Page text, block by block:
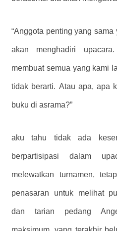
“Anggota penting yang
akan menghadiri
membuat semua yang kami
tidak berarti. Atau apa, apa
buku di asrama?”
aku tahu tidak ada
berpartisipasi dalam
melewatkan turnamen,
penasaran untuk melihat
dan tarian pedang